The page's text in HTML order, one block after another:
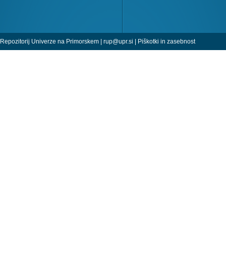
Repozitorij Univerze na Primorskem | rup@upr.si | Piškotki in zasebnost